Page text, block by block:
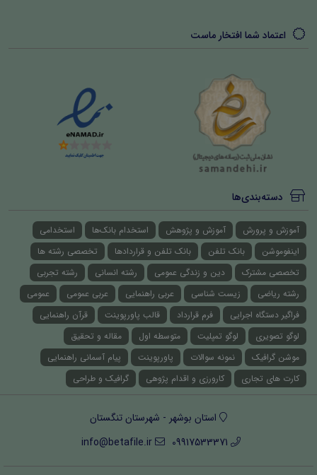
اعتماد شما افتخار ماست
دسته‌بندی‌ها
آموزش و پرورش آموزش و پژوهش استخدام بانک‌ها
استخدامی
اینفوموشن
بانک تلفن بانک تلفن و قراردادها
تخصصی رشته ها
تخصصی مشترک
دین و زندگی عمومی رشته انسانی
رشته تجربی
رشته ریاضی
زیست شناسی عربی راهنمایی عربی عمومی
عمومی
فراگیر دستگاه اجرایی
فرم قرارداد قالب پاورپوینت
قرآن راهنمایی
لوگو تصویری
لوگو تمپلیت متوسطه اول
مقاله و تحقیق
موشن گرافیک
نمونه سوالات پاورپوینت
پیام آسمانی راهنمایی
کارت های تجاری
کارورزی و اقدام پژوهی گرافیک و طراحی
استان بوشهر - شهرستان تنگستان
09917533371
info@betafile.ir